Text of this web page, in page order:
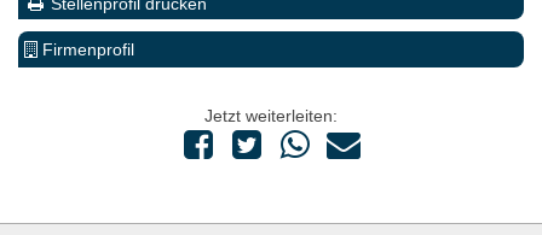
Firmenprofil
Jetzt weiterleiten: